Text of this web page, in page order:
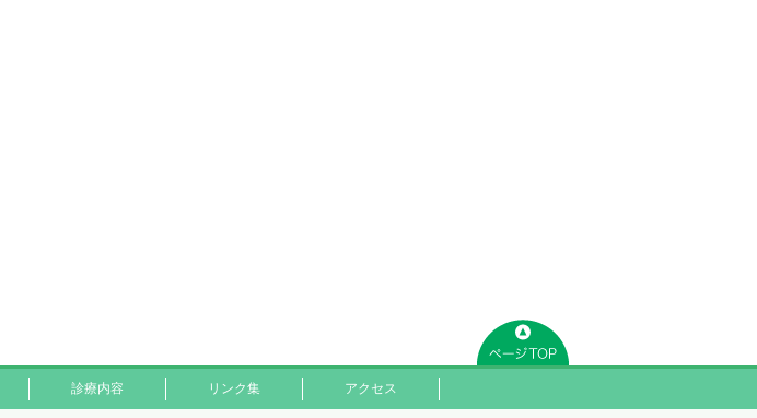
診療内容 リンク集 アクセス